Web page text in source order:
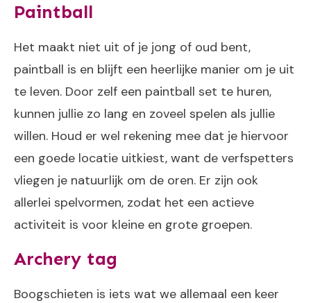
Paintball
Het maakt niet uit of je jong of oud bent,
paintball is en blijft een heerlijke manier om je uit
te leven. Door zelf een paintball set te huren,
kunnen jullie zo lang en zoveel spelen als jullie
willen. Houd er wel rekening mee dat je hiervoor
een goede locatie uitkiest, want de verfspetters
vliegen je natuurlijk om de oren. Er zijn ook
allerlei spelvormen, zodat het een actieve
activiteit is voor kleine en grote groepen.
Archery tag
Boogschieten is iets wat we allemaal een keer